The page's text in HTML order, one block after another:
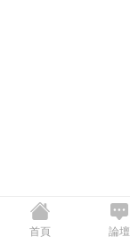
首頁 論壇